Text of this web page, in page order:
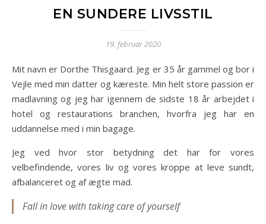
EN SUNDERE LIVSSTIL
19. februar 2020
Mit navn er Dorthe Thisgaard. Jeg er 35 år gammel og bor i
Vejle med min datter og kæreste. Min helt store passion er
madlavning og jeg har igennem de sidste 18 år arbejdet i
hotel og restaurations branchen, hvorfra jeg har en
uddannelse med i min bagage.
Jeg ved hvor stor betydning det har for vores
velbefindende, vores liv og vores kroppe at leve sundt,
afbalanceret og af ægte mad.
Fall in love with taking care of yourself